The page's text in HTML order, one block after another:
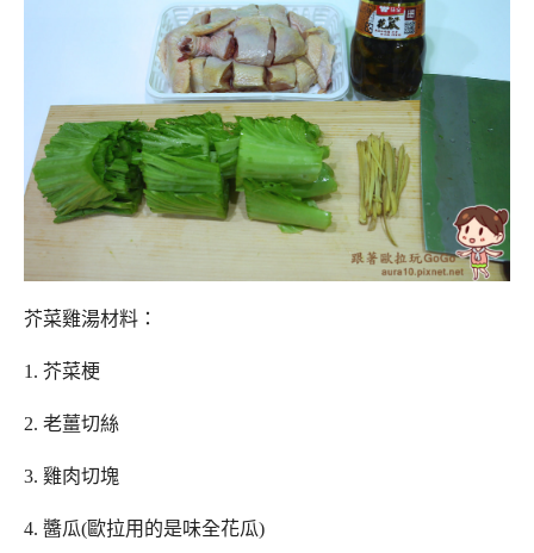
芥菜雞湯材料：
1. 芥菜梗
2. 老薑切絲
3. 雞肉切塊
4. 醬瓜(歐拉用的是味全花瓜)